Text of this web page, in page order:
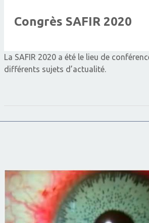
Congrès SAFIR 2020
La SAFIR 2020 a été le lieu de
différents sujets d’actualité.